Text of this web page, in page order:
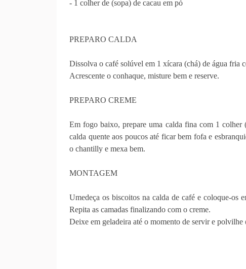
- 1 colher de (sopa) de cacau em pó
PREPARO CALDA
Dissolva o café solúvel em 1 xícara (chá) de água fria
Acrescente o conhaque, misture bem e reserve.
PREPARO CREME
Em fogo baixo, prepare uma calda fina com 1 colher
calda quente aos poucos até ficar bem fofa e
o chantilly e mexa bem.
MONTAGEM
Umedeça os biscoitos na calda de café e coloque-os
Repita as camadas finalizando com o creme.
Deixe em geladeira até o momento de servir e polvilhe